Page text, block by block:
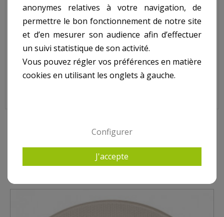
10 AUTRES PRODUITS DANS POUR SKIMMER COFIES
anonymes relatives à votre navigation, de
permettre le bon fonctionnement de notre site
et d’en mesurer son audience afin d’effectuer
un suivi statistique de son activité.
Vous pouvez régler vos préférences en matière
cookies en utilisant les onglets à gauche.
Configurer
J'accepte